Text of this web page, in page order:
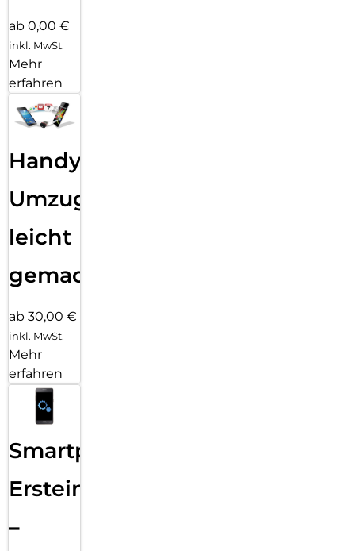
ab 0,00 €
inkl. MwSt.
Mehr
erfahren
Handy
Umzug
leicht
gemacht!
ab 30,00 €
inkl. MwSt.
Mehr
erfahren
Smartphone
Ersteinrichtung
–